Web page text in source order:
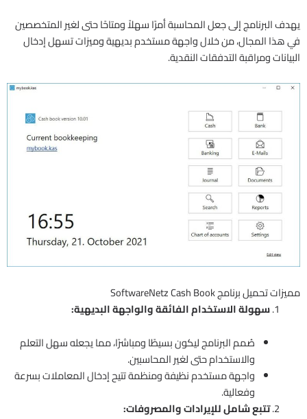
يهدف البرنامج إلى جعل المحاسبة أمرًا سهلاً ومتاحًا حتى لغير المتخصصين
في هذا المجال، من خلال واجهة مستخدم بديهية وميزات تسهل إدخال
البيانات ومراقبة التدفقات النقدية.
مميزات تحميل برنامج SoftwareNetz Cash Book
سهولة الاستخدام الفائقة والواجهة البديهية:
صُمم البرنامج ليكون بسيطًا ومباشرًا، مما يجعله سهل التعلم
والاستخدام حتى لغير المحاسبين.
واجهة مستخدم نظيفة ومنظمة تتيح إدخال المعاملات بسرعة
وفعالية.
تتبع شامل للإيرادات والمصروفات: